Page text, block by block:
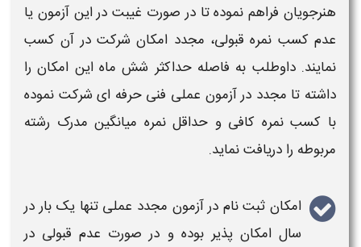
هنرجویان فراهم نموده تا در صورت غیبت در اینآزمون یا
عدم کسب نمره قبولی، مجدد امکان شرکت در آن کسب
نمایند. داوطلب به فاصله حداکثر شش ماه این امکان را
داشته تا مجدد در آزمون عملی فنی حرفه ایشرکت نموده
با کسب نمره کافی و حداقل نمره میانگین مدرک رشته
مربوطه را دریافت نماید.
امکان ثبت نام در آزمون مجدد عملی تنها یک بار در
سال امکان پذیر بوده و در صورت عدم قبولی در